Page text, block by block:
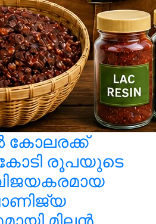
കോലരക്ക്
രൂപയുടെ